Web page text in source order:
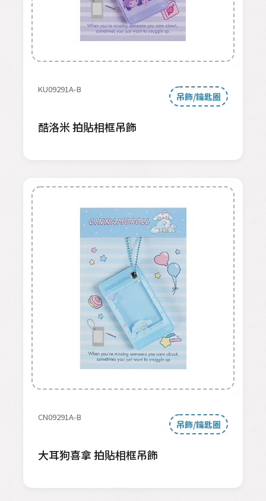
KU09291A-B
吊飾/鑰匙圈
酷洛米 拍貼相框吊飾
CN09291A-B
吊飾/鑰匙圈
大耳狗喜拿 拍貼相框吊飾